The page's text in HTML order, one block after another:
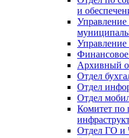
и
Архивный
Отдел
Отдел
Отдел
Комитет по
Отдел ГО и